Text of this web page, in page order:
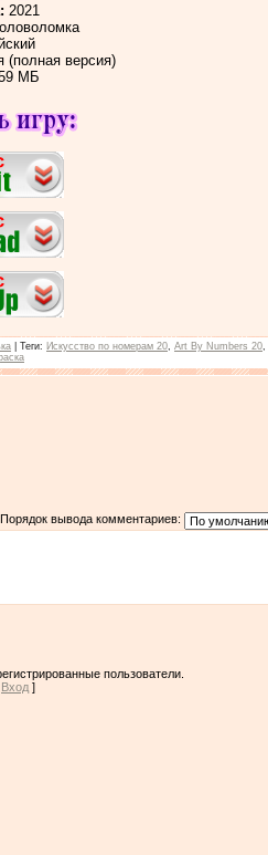
2021
(полная версия)
МБ
Теги: Искусство по номерам 20 Art By Numbers 20
Порядок вывода комментариев:
пользователи.
Вход ]